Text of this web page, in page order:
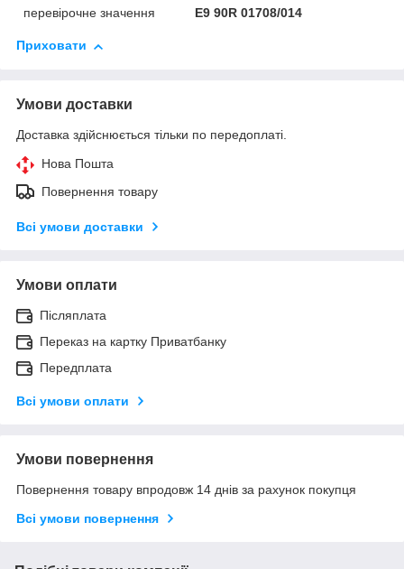
перевірочне значення
E9 90R 01708/014
Приховати
Умови доставки
Доставка здійснюється тільки по передоплаті.
Нова Пошта
Повернення товару
Всі умови доставки
Умови оплати
Післяплата
Переказ на картку Приватбанку
Передплата
Всі умови оплати
Умови повернення
Повернення товару впродовж 14 днів за рахунок покупця
Всі умови повернення